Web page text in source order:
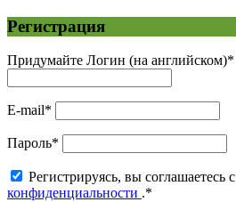
Регистрация
Придумайте Логин (на английском)*
E-mail*
Пароль*
Регистрируясь, вы соглашаетесь с
конфиденциальности .*